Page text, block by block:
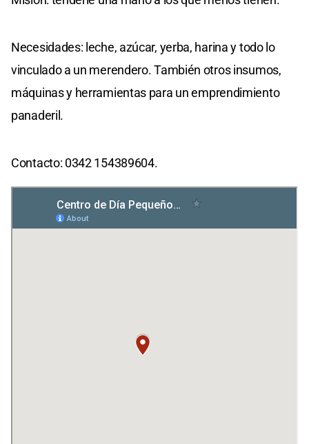
Necesidades: leche, azúcar, yerba, harina y todo lo
vinculado a un merendero. También otros insumos,
máquinas y herramientas para un emprendimiento
panaderil.
Contacto: 0342 154389604.